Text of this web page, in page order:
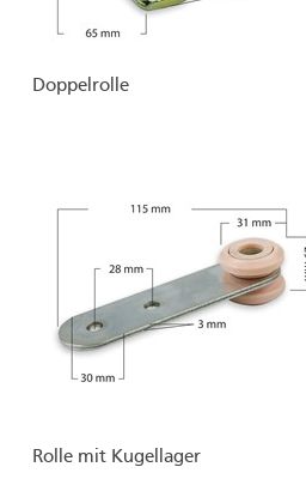
Doppelrolle
Rolle mit Kugellager